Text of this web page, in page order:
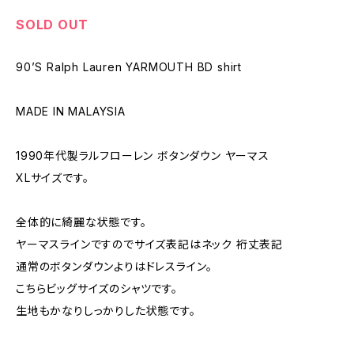
SOLD OUT
90’S Ralph Lauren YARMOUTH BD shirt
MADE IN MALAYSIA
1990年代製ラルフローレン ボタンダウン ヤーマス
XLサイズです。
全体的に綺麗な状態です。
ヤーマスラインですのでサイズ表記はネック 裄丈表記
通常のボタンダウンよりはドレスライン。
こちらビッグサイズのシャツです。
生地もかなりしっかりした状態です。